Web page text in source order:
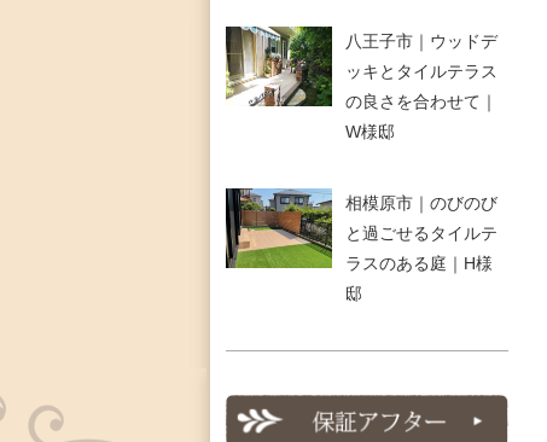
八王子市｜ウッドデ
ッキとタイルテラス
の良さを合わせて｜
W様邸
相模原市｜のびのび
と過ごせるタイルテ
ラスのある庭｜H様
邸